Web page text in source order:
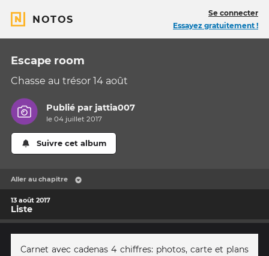
NOTOS
Se connecter
Essayez gratuitement !
Escape room
Chasse au trésor 14 août
Publié par jattia007
le 04 juillet 2017
Suivre cet album
Aller au chapitre
13 août 2017
Liste
Carnet avec cadenas 4 chiffres: photos, carte et plans